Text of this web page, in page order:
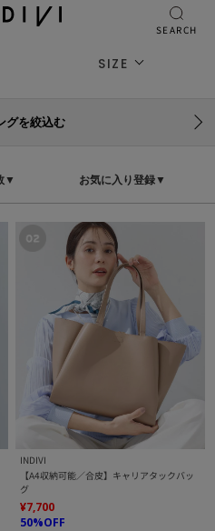
SEARCH
SIZE
グを絞込む
▼ お気に入り登録▼
INDIVI
【A4収納可能／合皮】キャリアタックバッ
グ
¥7,700
50%OFF